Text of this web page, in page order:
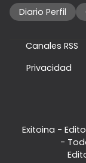
Diario Perfil
Canales RSS
Privacidad
Exitoina -
-